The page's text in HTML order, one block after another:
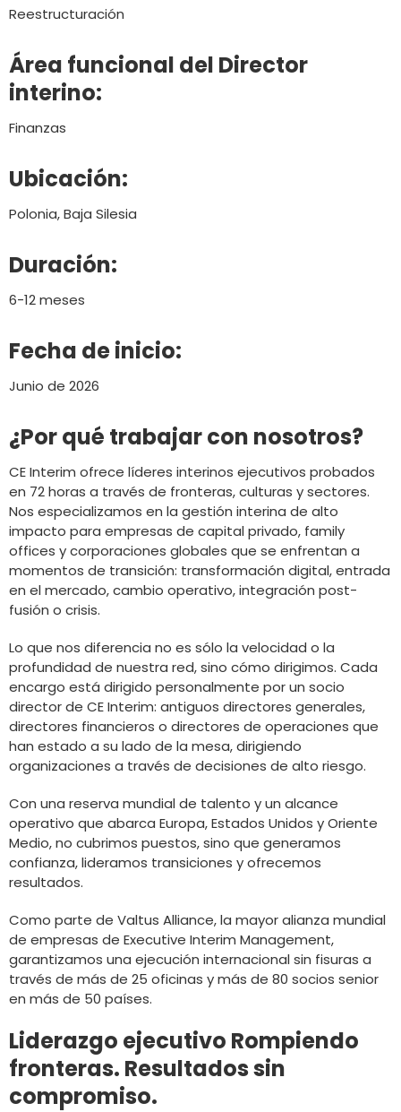
Reestructuración
Área funcional del Director
interino:
Finanzas
Ubicación:
Polonia, Baja Silesia
Duración:
6-12 meses
Fecha de inicio:
Junio de 2026
¿Por qué trabajar con nosotros?
CE Interim ofrece líderes interinos ejecutivos probados
en 72 horas a través de fronteras, culturas y sectores.
Nos especializamos en la gestión interina de alto
impacto para empresas de capital privado, family
offices y corporaciones globales que se enfrentan a
momentos de transición: transformación digital, entrada
en el mercado, cambio operativo, integración post-
fusión o crisis.
Lo que nos diferencia no es sólo la velocidad o la
profundidad de nuestra red, sino cómo dirigimos. Cada
encargo está dirigido personalmente por un socio
director de CE Interim: antiguos directores generales,
directores financieros o directores de operaciones que
han estado a su lado de la mesa, dirigiendo
organizaciones a través de decisiones de alto riesgo.
Con una reserva mundial de talento y un alcance
operativo que abarca Europa, Estados Unidos y Oriente
Medio, no cubrimos puestos, sino que generamos
confianza, lideramos transiciones y ofrecemos
resultados.
Como parte de Valtus Alliance, la mayor alianza mundial
de empresas de Executive Interim Management,
garantizamos una ejecución internacional sin fisuras a
través de más de 25 oficinas y más de 80 socios senior
en más de 50 países.
Liderazgo ejecutivo Rompiendo
fronteras. Resultados sin
compromiso.